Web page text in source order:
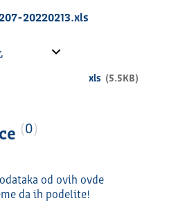
20220213.xls
xls (5.5KB)
0
od ovih ovde
da ih podelite!